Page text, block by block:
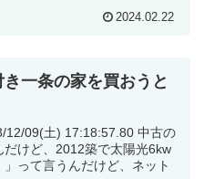
2024.02.22
き一条の家を買おうと
けど、2012築で太陽光6kw
って言うんだけど、ネット